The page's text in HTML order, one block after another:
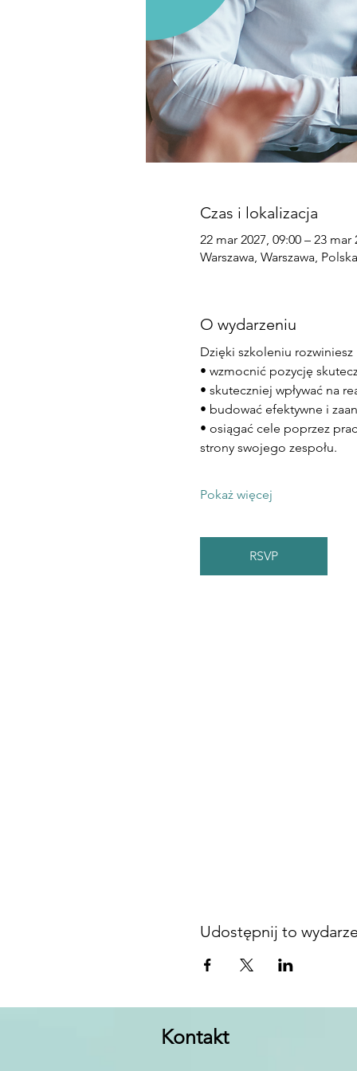
Czas i lokalizacja
22 mar 2027, 09:00 – 23 mar
Warszawa, Warszawa, Polska
O wydarzeniu
Dzięki szkoleniu
• wzmocnić pozycję
• skuteczniej wpływać na
• budować efektywne i
• osiągać cele poprzez
strony swojego zespołu.
Pokaż więcej
RSVP
Udostępnij to
Kontakt